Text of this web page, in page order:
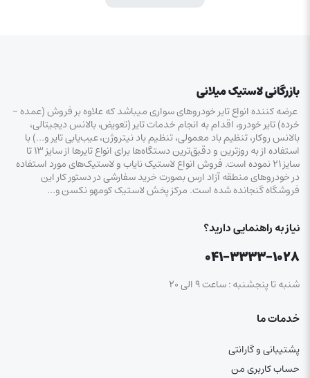
بازرگانی لاستیک میلانی
عرضه کننده انواع تایر خودروهای سواری میباشد که علاوه بر فروش (عمده –
خرده‌) تایر خودرو، اقدام به انجام خدمات تایر (تعویض، بالانس دیجیتالی،
بالانس روکار، تنظیم باد معمولی، تنظیم باد نیتروژن، عیب‌یابی تایر و…) با
استفاده از به روزترین و دقیق‌ترین دستگاه‌ها برای انواع تایرها از سایز ۱۳ تا
سایز ۲۱ نموده است. فروش انواع لاستیک‌ نایاب و لاستیک‌های مورد استفاده
در خودروهای منطقه آزاد ارس بصورت خرید سفارشی در دستور کار این
فروشگاه گنجانده شده است. مرکز پخش لاستیک کومهو نکسن و…
نیاز به راهنمایی دارید؟
۰۴۱-۳۳۳۳-۱۰۲۸
شنبه تا پنجشنبه : ساعت ۹ الی ۲۰
خدمات ما
پشتیبانی و گارانتی
حساب کاربری من